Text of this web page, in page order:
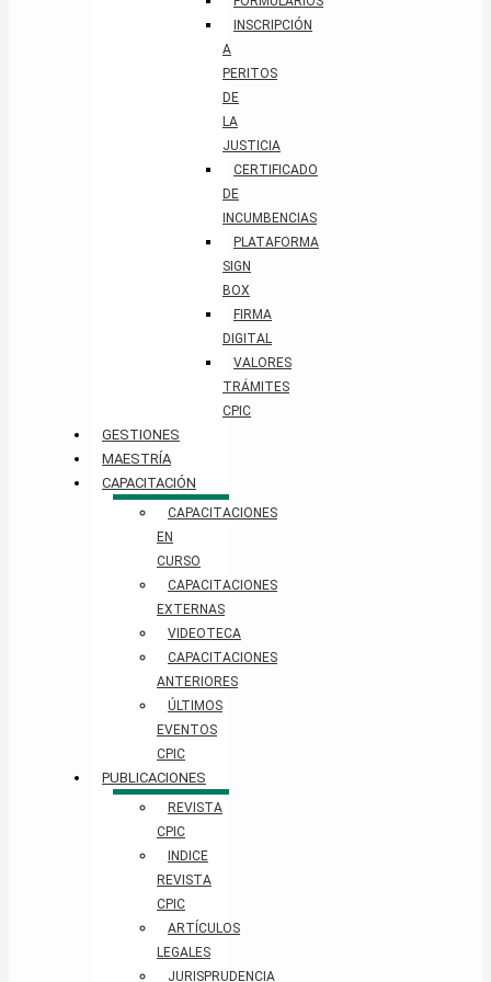
INSCRIPCIÓN
A
PERITOS
DE
LA
JUSTICIA
CERTIFICADO
DE
INCUMBENCIAS
PLATAFORMA
SIGN
BOX
FIRMA
DIGITAL
VALORES
TRÁMITES
CPIC
GESTIONES
MAESTRÍA
CAPACITACIÓN
CAPACITACIONES
EN
CURSO
CAPACITACIONES
EXTERNAS
VIDEOTECA
CAPACITACIONES
ANTERIORES
ÚLTIMOS
EVENTOS
CPIC
PUBLICACIONES
REVISTA
CPIC
INDICE
REVISTA
CPIC
ARTÍCULOS
LEGALES
JURISPRUDENCIA